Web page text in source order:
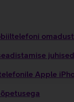
juhised
Apple